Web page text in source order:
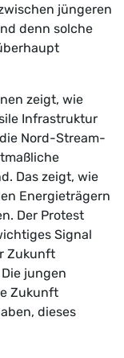
jüngeren
denn solche
zeigt, wie
Infrastruktur
Nord-Stream-
Das zeigt, wie
Energieträgern
Der Protest
Signal
Zukunft
jungen
Zukunft
dieses